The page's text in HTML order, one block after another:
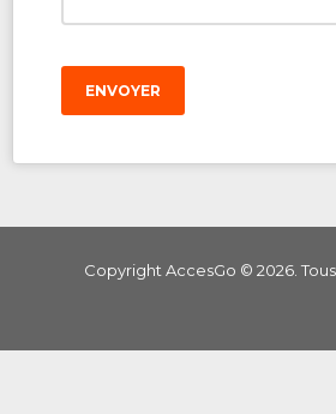
ENVOYER
Copyright AccesGo © 2026.